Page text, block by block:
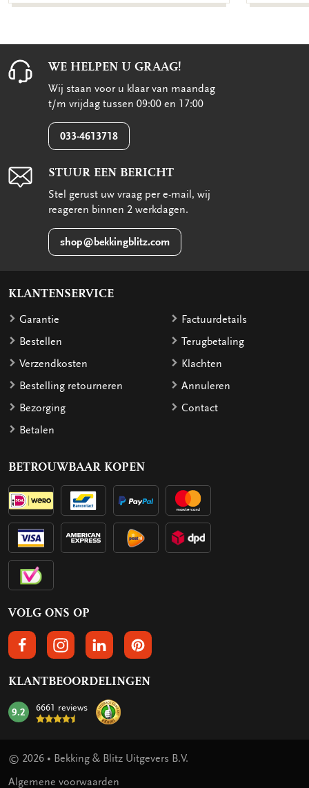
WE HELPEN U GRAAG!
Wij staan voor u klaar van maandag
t/m vrijdag tussen 09:00 en 17:00
033-4613718
STUUR EEN BERICHT
Stel gerust uw vraag per e-mail, wij
reageren binnen 2 werkdagen.
shop@bekkingblitz.com
KLANTENSERVICE
Garantie
Bestellen
Verzendkosten
Bestelling retourneren
Bezorging
Betalen
Factuurdetails
Terugbetaling
Klachten
Annuleren
Contact
BETROUWBAAR KOPEN
VOLG ONS OP
VOLGS ONS OP FACEBOOK
VOLG ONS OP INSTAGRAM
VOLG ONS OP LINKEDIN
VOLG ONS OP PINTEREST
KLANTBEOORDELINGEN
mark:
9.2 6661 reviews
© 2026 • Bekking & Blitz Uitgevers B.V.
Algemene voorwaarden